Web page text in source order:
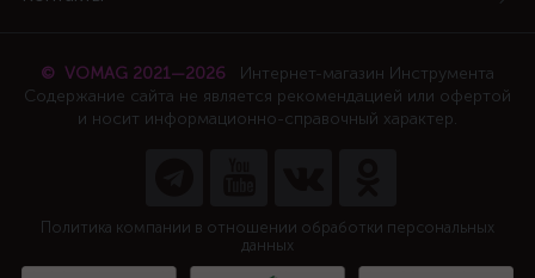
© VOMAG 2021—2026
Интернет-магазин Инструмента
Содержание сайта не является рекомендацией или офертой
и носит информационно-справочный характер.
Политика компании в отношении обработки персональных
данных